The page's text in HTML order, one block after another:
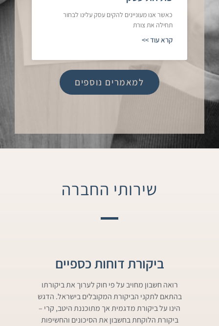
כאשר אנו מעוניינים להקים עסק עלינו לבחור
תחילה את צורת
קרא עוד >>
למאמרים נוספים
שירותי החברה
ביקורת דוחות כספיים​
רואה חשבון מחויב על פי חוק לערוך את ביקורתו
בהתאם לתקני הביקורת המקובלים בישראל. הדגש
הינו על ביקורת מדגמית אך מתוכננת היטב, קרי –
ביקורת הלוקחת בחשבון את הסיכונים והחשיפות